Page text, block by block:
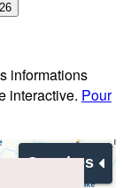
informations
interactive. Pour
Couches